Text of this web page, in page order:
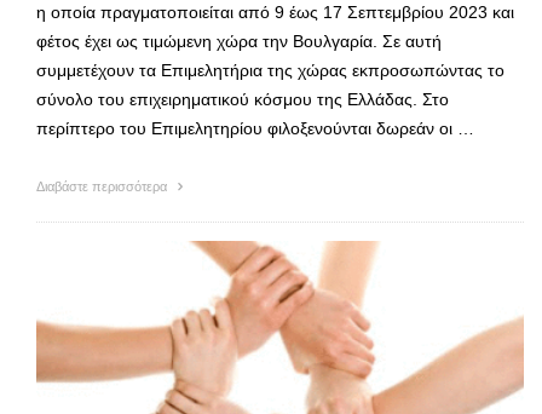
η οποία πραγματοποιείται από 9 έως 17 Σεπτεμβρίου 2023 και
φέτος έχει ως τιμώμενη χώρα την Βουλγαρία. Σε αυτή
συμμετέχουν τα Επιμελητήρια της χώρας εκπροσωπώντας το
σύνολο του επιχειρηματικού κόσμου της Ελλάδας. Στο
περίπτερο του Επιμελητηρίου φιλοξενούνται δωρεάν οι …
Διαβάστε περισσότερα